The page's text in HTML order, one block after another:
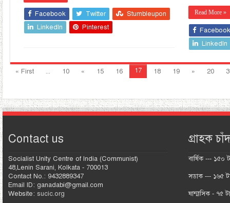
Read More »
LinkedIn
Facebook Twitter
Stumbleupon
LinkedIn
Pinterest
« First ... 10 « 15 16 17 18 19 » 20
Contact us
Socialist Unity Centre of India (Communist)
48,Lenin Sarani, Kolkata - 700013
Contact No.: 9432889347
Email ID: ganadabi@gmail.com
Website: sucic.org
গ্রাহক
বার্ষিক --- ১৫০
সডাক --- ১৬৫
ষান্মাসিক - ৭৫